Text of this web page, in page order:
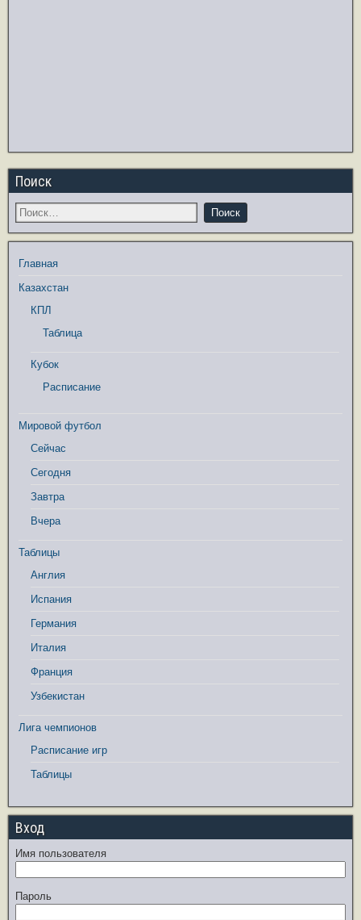
Поиск
Главная
Казахстан
КПЛ
Таблица
Кубок
Расписание
Мировой футбол
Сейчас
Сегодня
Завтра
Вчера
Таблицы
Англия
Испания
Германия
Италия
Франция
Узбекистан
Лига чемпионов
Расписание игр
Таблицы
Вход
Имя пользователя
Пароль